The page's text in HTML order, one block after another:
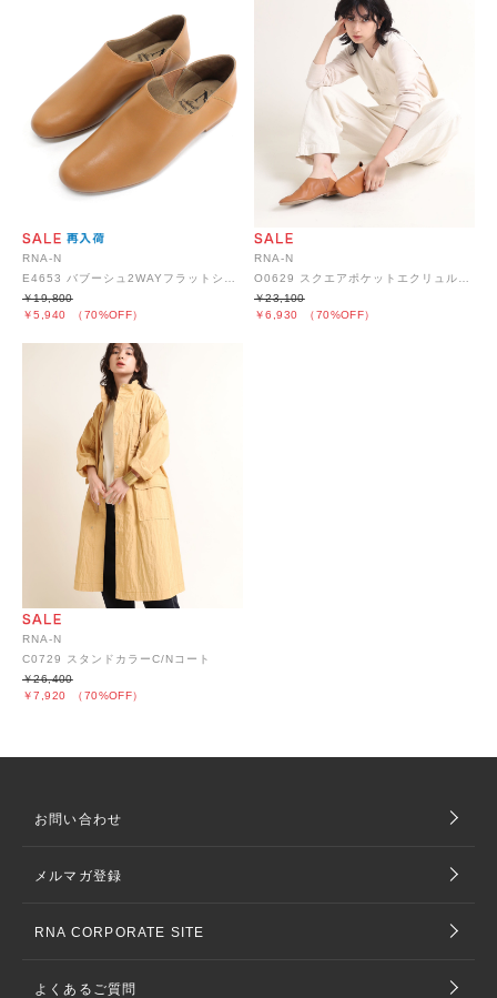
RNA-N
￥5,940 （70%OFF）
￥19,800
RNA-N
￥6,930 （70%OFF）
￥23,100
RNA-N
C0729 スタンドカラーC/Nコート
￥7,920 （70%OFF）
￥26,400
お問い合わせ
メルマガ登録
RNA CORPORATE SITE
よくあるご質問